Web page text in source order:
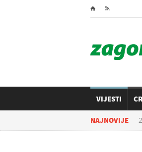
⌂ 
VIJESTI
NAJNOVIJE
07.08.2026. u